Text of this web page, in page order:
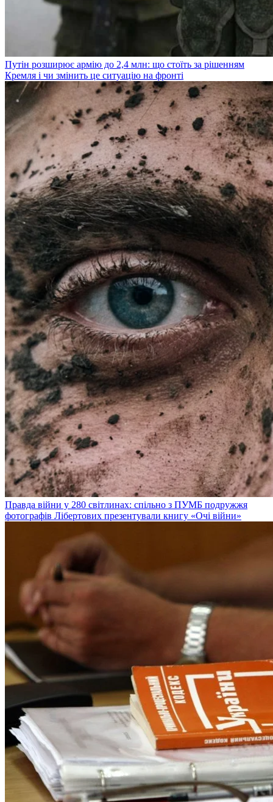
Путін розширює армію до 2,4 млн: що стоїть за рішенням
Кремля і чи змінить це ситуацію на фронті
Правда війни у 280 світлинах: спільно з ПУМБ подружжя
фотографів Лібертових презентували книгу «Очі війни»